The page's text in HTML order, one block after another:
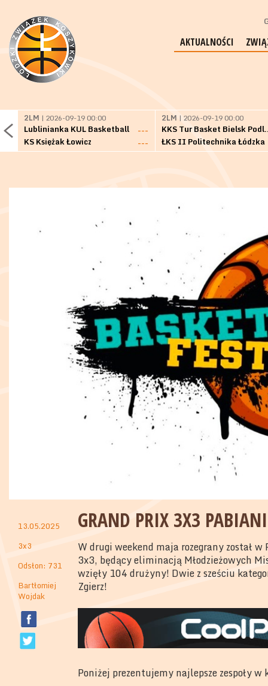
AKTUALNOŚCI
2LM | 2026-09-19 00:00
Lublinianka KUL Basketball
---
KS Księżak Łowicz
---
2LM | 2026-09-19 00:00
KKS Tur
ŁKS II Politechnika Łódzka
13.05.2025
3x3
Odsłon: 731
Bartłomiej
Wojdak
GRAND PRIX 3X3
W drugi weekend maja rozegrany został
3x3, będący eliminacją Młodzieżowych
wzięły 104 drużyny! Dwie z sześciu
Zgierz!
Poniżej prezentujemy najlepsze zespoły